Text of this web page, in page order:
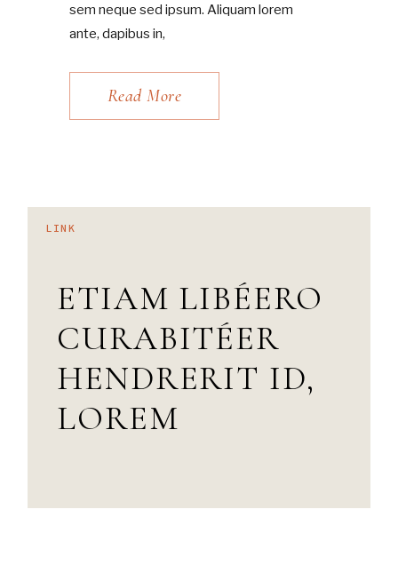
sem neque sed ipsum. Aliquam lorem
ante, dapibus in,
Read More
LINK
ETIAM LIBÉERO
CURABITÉER
HENDRERIT ID,
LOREM